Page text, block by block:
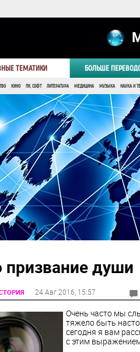
ТЕМАТИКИ БОЛЬШЕ
КИНО ПК, СОФТ ЛИТЕРАТУРА МЕДИЦИНА МУЗЫКА НАУКА И
призвание души
24 Авг 2016 , 15:57
Очень часто мы
тяжело быть
сегодня я вам
с этим